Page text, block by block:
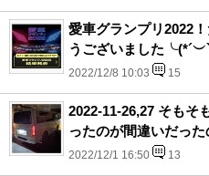
愛車グランプリ2022
うございました
2022/12/8 10:03 15
2022-11-26,27 そもそ
ったのが間違いだった
2022/12/1 16:50 13